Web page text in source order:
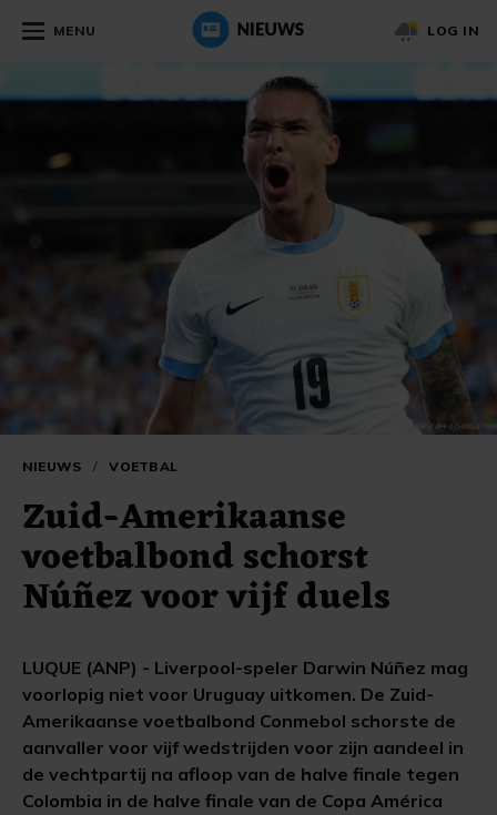
MENU LOG IN
NIEUWS / VOETBAL
Zuid-Amerikaanse
voetbalbond schorst
Núñez voor vijf duels
LUQUE (ANP) - Liverpool-speler Darwin Núñez mag
voorlopig niet voor Uruguay uitkomen. De Zuid-
Amerikaanse voetbalbond Conmebol schorste de
aanvaller voor vijf wedstrijden voor zijn aandeel in
de vechtpartij na afloop van de halve finale tegen
Colombia in de halve finale van de Copa América